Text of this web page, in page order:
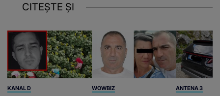
CITEȘTE ȘI
KANAL D WOWBIZ ANTENA 3